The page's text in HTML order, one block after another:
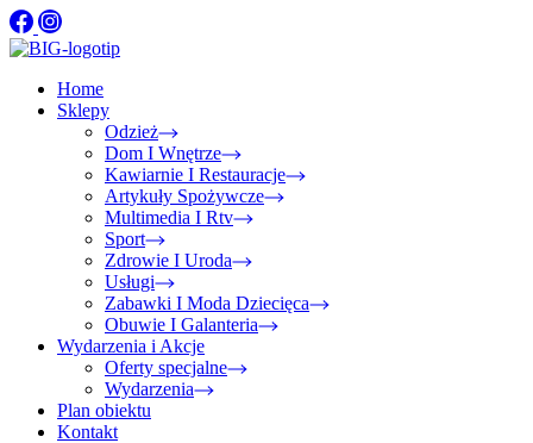
Home
Sklepy
Odzież
Dom I Wnętrze
Kawiarnie I Restauracje
Artykuły Spożywcze
Multimedia I Rtv
Sport
Zdrowie I Uroda
Usługi
Zabawki I Moda Dziecięca
Obuwie I Galanteria
Wydarzenia i Akcje
Oferty specjalne
Wydarzenia
Plan obiektu
Kontakt